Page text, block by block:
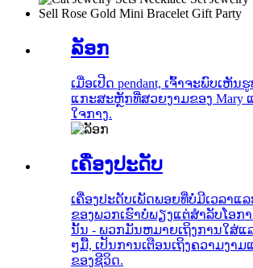
ລັອກ
ເມື່ອເປີດ pendant, ເຈົ້າຈະພົບເຫັນ
ແກະສະຫຼັກທີ່ສວຍງາມຂອງ Mary ແ
ໃຈກາງ.
ເຄື່ອງປະດັບ
ເຄື່ອງປະດັບເພັດພອຍທີ່ບໍ່ມີເວລາແ
ຂອງພວກເຮົາບໍ່ພຽງແຕ່ສໍາລັບໂອກ
ນັ້ນ - ພວກມັນຫມາຍເຖິງການໃສ່ແ
ໆມື້, ເປັນການເຕືອນເຖິງຄວາມງາ
ຂອງຊີວິດ.